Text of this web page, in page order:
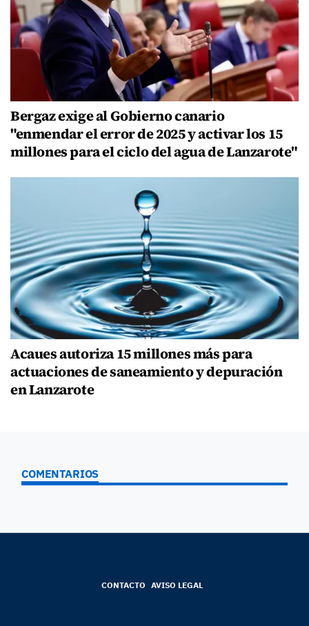
Bergaz exige al Gobierno canario
"enmendar el error de 2025 y activar los 15
millones para el ciclo del agua de Lanzarote"
Acaues autoriza 15 millones más para
actuaciones de saneamiento y depuración
en Lanzarote
COMENTARIOS
CONTACTO AVISO LEGAL